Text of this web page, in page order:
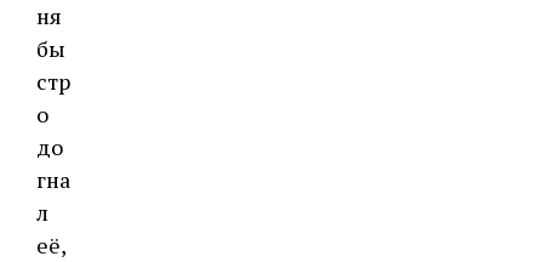
ня
бы
стр
о
до
гна
л
её,